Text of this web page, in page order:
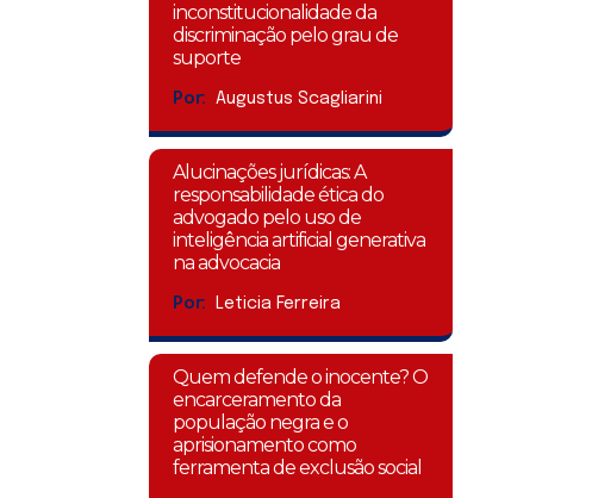
inconstitucionalidade da
discriminação pelo grau de
suporte
Por: Augustus Scagliarini
Alucinações jurídicas: A
responsabilidade ética do
advogado pelo uso de
inteligência artificial generativa
na advocacia
Por: Leticia Ferreira
Quem defende o inocente? O
encarceramento da
população negra e o
aprisionamento como
ferramenta de exclusão social